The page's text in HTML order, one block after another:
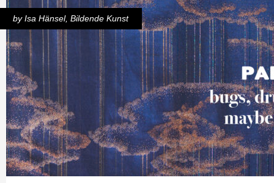
by Isa Hänsel, Bildende Kunst